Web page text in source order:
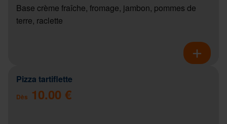
Base crème fraîche, fromage, jambon, pommes de
terre, raclette
Pizza tartiflette
Dès 10.00 €